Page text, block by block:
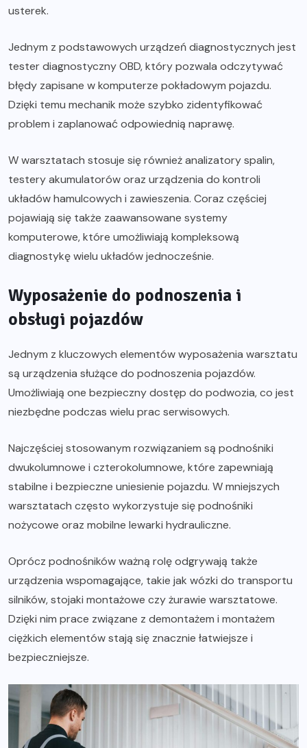
usterek.
Jednym z podstawowych urządzeń diagnostycznych jest
tester diagnostyczny OBD, który pozwala odczytywać
błędy zapisane w komputerze pokładowym pojazdu.
Dzięki temu mechanik może szybko zidentyfikować
problem i zaplanować odpowiednią naprawę.
W warsztatach stosuje się również analizatory spalin,
testery akumulatorów oraz urządzenia do kontroli
układów hamulcowych i zawieszenia. Coraz częściej
pojawiają się także zaawansowane systemy
komputerowe, które umożliwiają kompleksową
diagnostykę wielu układów jednocześnie.
Wyposażenie do podnoszenia i
obsługi pojazdów
Jednym z kluczowych elementów wyposażenia warsztatu
są urządzenia służące do podnoszenia pojazdów.
Umożliwiają one bezpieczny dostęp do podwozia, co jest
niezbędne podczas wielu prac serwisowych.
Najczęściej stosowanym rozwiązaniem są podnośniki
dwukolumnowe i czterokolumnowe, które zapewniają
stabilne i bezpieczne uniesienie pojazdu. W mniejszych
warsztatach często wykorzystuje się podnośniki
nożycowe oraz mobilne lewarki hydrauliczne.
Oprócz podnośników ważną rolę odgrywają także
urządzenia wspomagające, takie jak wózki do transportu
silników, stojaki montażowe czy żurawie warsztatowe.
Dzięki nim prace związane z demontażem i montażem
ciężkich elementów stają się znacznie łatwiejsze i
bezpieczniejsze.